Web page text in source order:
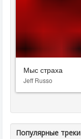
Мыс страха
Jeff Russo
Популярные треки